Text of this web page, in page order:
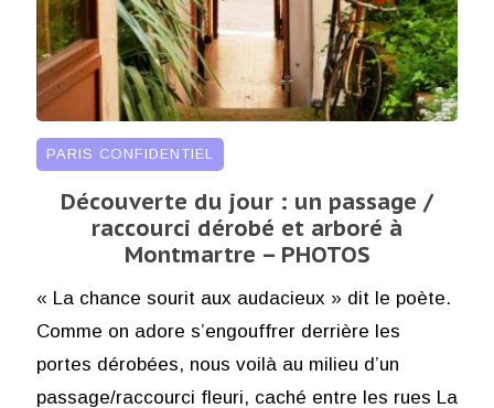
PARIS CONFIDENTIEL
Découverte du jour : un passage /
raccourci dérobé et arboré à
Montmartre – PHOTOS
« La chance sourit aux audacieux » dit le poète.
Comme on adore s’engouffrer derrière les
portes dérobées, nous voilà au milieu d’un
passage/raccourci fleuri, caché entre les rues La